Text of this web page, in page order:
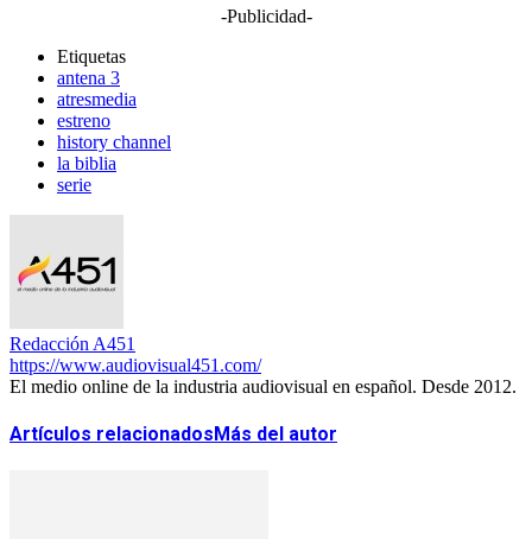
-Publicidad-
Etiquetas
antena 3
atresmedia
estreno
history channel
la biblia
serie
Redacción A451
https://www.audiovisual451.com/
El medio online de la industria audiovisual en español. Desde 2012.
Artículos relacionadosMás del autor